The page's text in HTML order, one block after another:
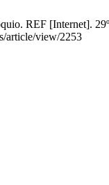
REF [Internet].
article/view/2253